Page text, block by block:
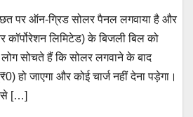
पर ऑन-ग्रिड सोलर पैनल लगवाया है और
कॉर्पोरेशन लिमिटेड) के बिजली बिल को
सोचते हैं कि सोलर लगवाने के बाद
हो जाएगा और कोई चार्ज नहीं देना पड़ेगा।
[…]